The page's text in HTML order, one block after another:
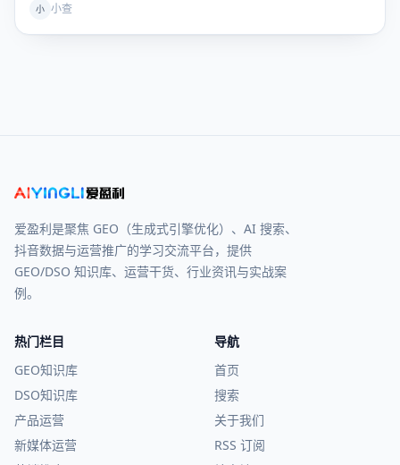
小 小查
爱盈利是聚焦 GEO（生成式引擎优化）、AI 搜索、
抖音数据与运营推广的学习交流平台，提供
GEO/DSO 知识库、运营干货、行业资讯与实战案
例。
热门栏目
GEO知识库
DSO知识库
产品运营
新媒体运营
导航
首页
搜索
关于我们
RSS 订阅